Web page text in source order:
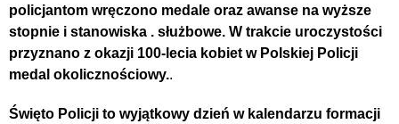
policjantom wręczono medale oraz awanse na wyższe
stopnie i stanowiska . służbowe. W trakcie uroczystości
przyznano z okazji 100-lecia kobiet w Polskiej Policji
medal okolicznościowy..
Święto Policji to wyjątkowy dzień w kalendarzu formacji